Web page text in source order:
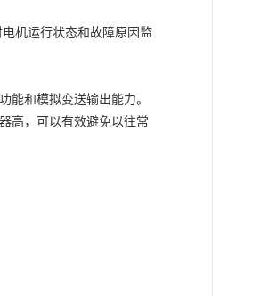
机运行状态和故障原因监
能和模拟变送输出能力。
高，可以有效避免以往常